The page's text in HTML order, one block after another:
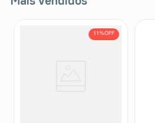
11%OFF